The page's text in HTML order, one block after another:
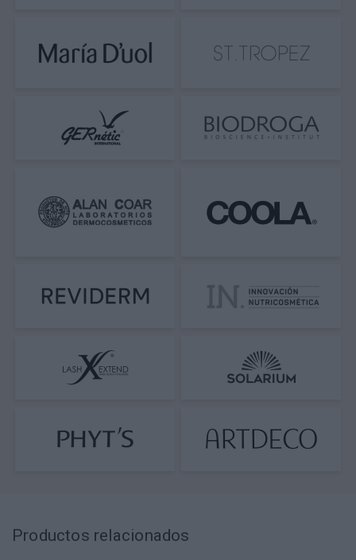
Productos relacionados